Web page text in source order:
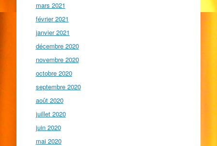
mars 2021
février 2021
janvier 2021
décembre 2020
novembre 2020
octobre 2020
septembre 2020
août 2020
juillet 2020
juin 2020
mai 2020